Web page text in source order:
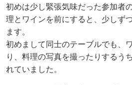
初めは少し緊張気味だった参加者
理とワインを前にすると、少しず
ます。
初めまして同士のテーブルでも、
り、料理の写真を撮ったりするう
れていました。